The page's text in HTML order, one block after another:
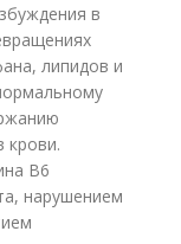
в
липидов и
крови.
В6
нарушением